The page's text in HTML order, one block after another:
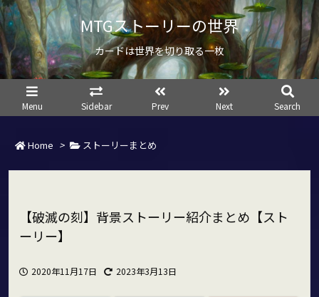
MTGストーリーの世界
カードは世界を切り取る一枚
Menu Sidebar Prev Next Search
Home > ストーリーまとめ
【破滅の刻】背景ストーリー紹介まとめ【スト
ーリー】
2020年11月17日 2023年3月13日